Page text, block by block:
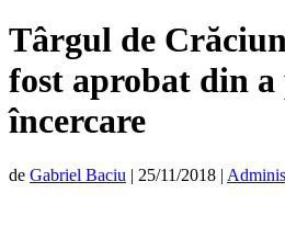
Târgul de
fost aprobat din
încercare
de Gabriel Baciu | 25/11/2018 |